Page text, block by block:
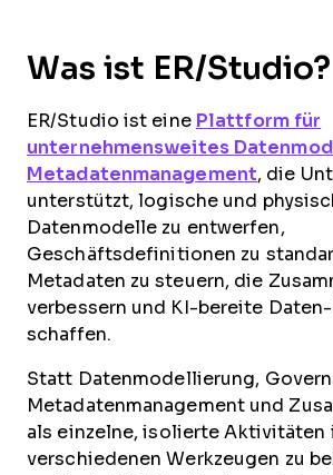
Was ist ER/Studio?
ER/Studio ist eine Plattform für
unternehmensweites
Metadatenmanagement, die
unterstützt, logische und
Datenmodelle zu entwerfen,
Geschäftsdefinitionen zu
Metadaten zu steuern, die
verbessern und KI-bereite Daten-
schaffen.
Statt Datenmodellierung,
Metadatenmanagement und
als einzelne, isolierte Aktivitäten
verschiedenen Werkzeugen zu